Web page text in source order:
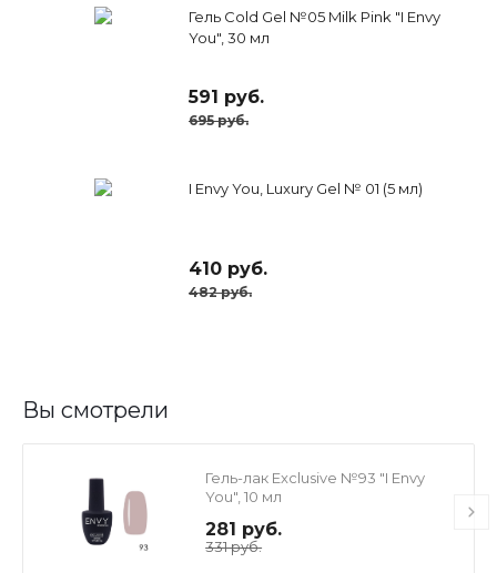
Гель Cold Gel №05 Milk Pink "I Envy
You", 30 мл
591 руб.
695 руб.
I Envy You, Luxury Gel № 01 (5 мл)
410 руб.
482 руб.
Вы смотрели
Гель-лак Exclusive №93 "I Envy
You", 10 мл
281 руб.
331 руб.